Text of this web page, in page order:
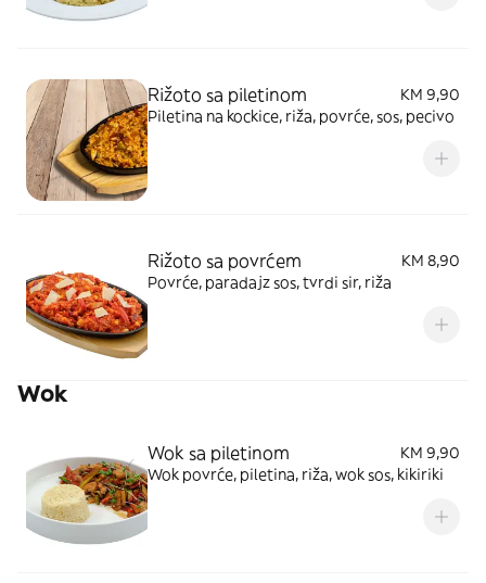
Rižoto sa piletinom
KM 9,90
Piletina na kockice, riža, povrće, sos, pecivo
Rižoto sa povrćem
KM 8,90
Povrće, paradajz sos, tvrdi sir, riža
Wok
Wok sa piletinom
KM 9,90
Wok povrće, piletina, riža, wok sos, kikiriki